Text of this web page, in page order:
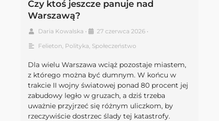
Czy ktoś jeszcze panuje nad
Warszawą?
Daria Kowalska • 27 czerwca 2026 •
Felieton Polityka Społeczeństwo
Dla wielu Warszawa wciąż pozostaje miastem,
z którego można być dumnym. W końcu w
trakcie II wojny światowej ponad 80 procent jej
zabudowy legło w gruzach, a dziś trzeba
uważnie przyjrzeć się różnym uliczkom, by
rzeczywiście dostrzec ślady tej katastrofy.